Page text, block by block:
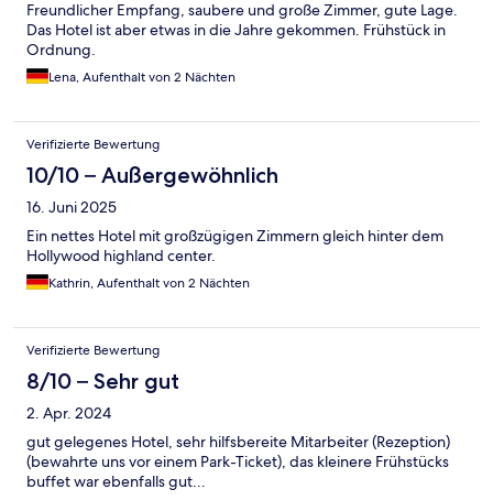
Freundlicher Empfang, saubere und große Zimmer, gute Lage.
Das Hotel ist aber etwas in die Jahre gekommen. Frühstück in
Ordnung.
Lena, Aufenthalt von 2 Nächten
Verifizierte Bewertung
10/10 – Außergewöhnlich
16. Juni 2025
Ein nettes Hotel mit großzügigen Zimmern gleich hinter dem
Hollywood highland center.
Kathrin, Aufenthalt von 2 Nächten
Verifizierte Bewertung
8/10 – Sehr gut
2. Apr. 2024
gut gelegenes Hotel, sehr hilfsbereite Mitarbeiter (Rezeption)
(bewahrte uns vor einem Park-Ticket), das kleinere Frühstücks
buffet war ebenfalls gut...